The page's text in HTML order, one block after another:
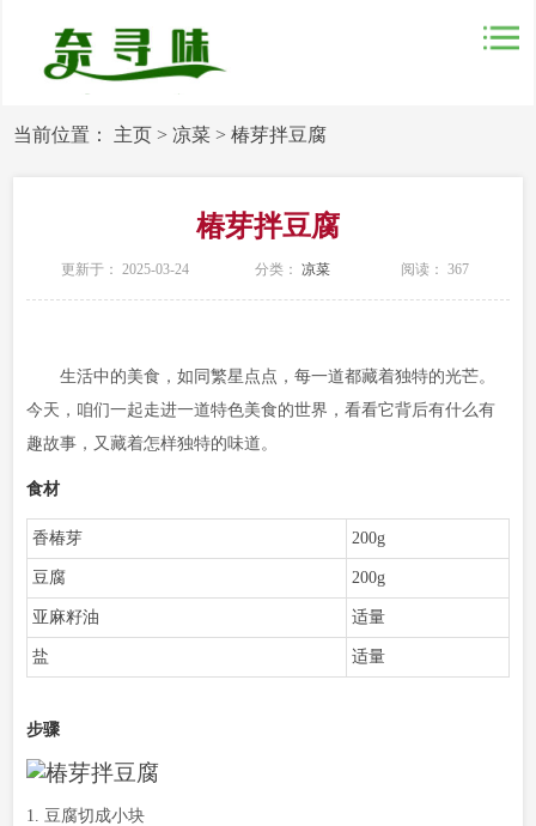
当前位置： 主页 >凉菜 >椿芽拌豆腐
椿芽拌豆腐
更新于： 2025-03-24 分类： 凉菜 阅读： 367
生活中的美食，如同繁星点点，每一道都藏着独特的光芒。
今天，咱们一起走进一道特色美食的世界，看看它背后有什么有
趣故事，又藏着怎样独特的味道。
食材
香椿芽 200g
豆腐 200g
亚麻籽油 适量
盐 适量
步骤
1. 豆腐切成小块